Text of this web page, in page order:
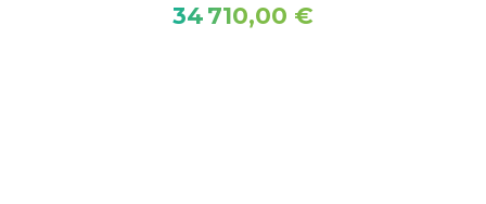
34 710,00 €